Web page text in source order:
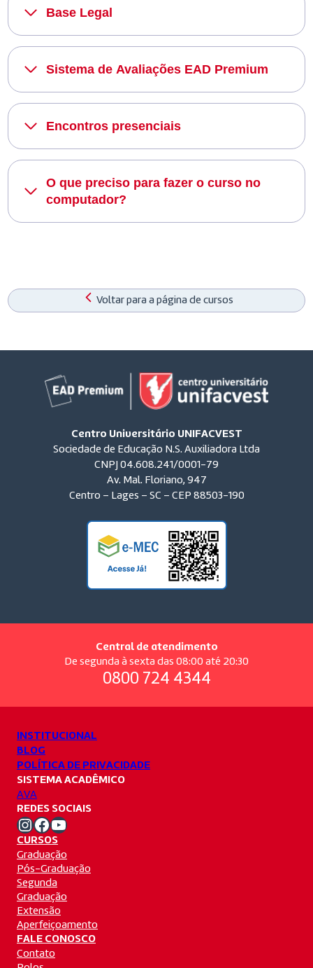
Base Legal
Sistema de Avaliações EAD Premium
Encontros presenciais
O que preciso para fazer o curso no
computador?
Voltar para a página de cursos
Centro Universitário UNIFACVEST
Sociedade de Educação N.S. Auxiliadora Ltda
CNPJ 04.608.241/0001-79
Av. Mal. Floriano, 947
Centro – Lages – SC – CEP 88503-190
Central de atendimento
De segunda à sexta das 08:00 até 20:30
0800 724 4344
INSTITUCIONAL
BLOG
POLÍTICA DE PRIVACIDADE
SISTEMA ACADÊMICO
AVA
REDES SOCIAIS
Instagram Unifacvest Facebook Unifacvest Youtube Unifacvest
CURSOS
Graduação
Pós-Graduação
Segunda
Graduação
Extensão
Aperfeiçoamento
FALE CONOSCO
Contato